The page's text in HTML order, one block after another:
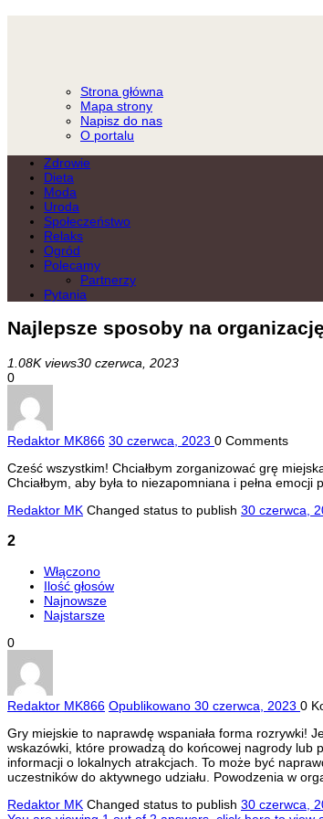
Strona główna
Mapa strony
Napisz do nas
O portalu
Zdrowie
Dieta
Moda
Uroda
Społeczeństwo
Relaks
Ogród
Polecamy
Partnerzy
Pytania
Najlepsze sposoby na
1.08K views30 czerwca, 2023
0
Redaktor MK866 30 czerwca, 2023 0 Comments
Cześć wszystkim! Chciałbym zorganizować grę
Chciałbym, aby była to niezapomniana i pełna
Redaktor MK Changed status to publish 30 czerwca,
2
Włączono
Ilość głosów
Najnowsze
Najstarsze
0
Redaktor MK866 Opublikowano 30 czerwca, 2023 0
Gry miejskie to naprawdę wspaniała forma rozrywki!
wskazówki, które prowadzą do końcowej nagrody lub
informacji o lokalnych atrakcjach. To może być
uczestników do aktywnego udziału. Powodzenia w
Redaktor MK Changed status to publish 30 czerwca,